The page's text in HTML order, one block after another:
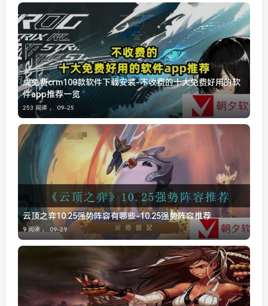
成免费crm100款软件下载安装-不收费的十大免费好用的软
件app推荐一览
253 阅读 ， 09-25
云顶之弈10.25强势阵容有哪些-10.25强势阵容推荐
9 阅读 ， 09-29